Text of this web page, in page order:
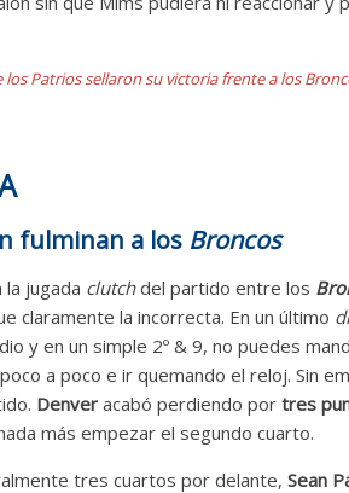
Patrios sellaron su victoria frente a los
fulminan a los Broncos
jugada clutchdel partido entre los
claramente la incorrecta. En un último
y en un simple 2º & 9, no puedes
a poco e ir quemando el reloj. Sin
Denver acabó perdiendo por tres
más empezar el segundo cuarto.
tres cuartos por delante, Sean